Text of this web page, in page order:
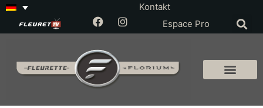
Kontakt
Espace Pro